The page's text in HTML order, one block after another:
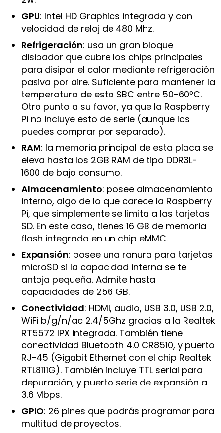
GPU: Intel HD Graphics integrada y con
velocidad de reloj de 480 Mhz.
Refrigeración: usa un gran bloque
disipador que cubre los chips principales
para disipar el calor mediante refrigeración
pasiva por aire. Suficiente para mantener la
temperatura de esta SBC entre 50-60ºC.
Otro punto a su favor, ya que la Raspberry
Pi no incluye esto de serie (aunque los
puedes comprar por separado).
RAM: la memoria principal de esta placa se
eleva hasta los 2GB RAM de tipo DDR3L-
1600 de bajo consumo.
Almacenamiento: posee almacenamiento
interno, algo de lo que carece la Raspberry
Pi, que simplemente se limita a las tarjetas
SD. En este caso, tienes 16 GB de memoria
flash integrada en un chip eMMC.
Expansión: posee una ranura para tarjetas
microSD si la capacidad interna se te
antoja pequeña. Admite hasta
capacidades de 256 GB.
Conectividad: HDMI, audio, USB 3.0, USB 2.0,
WiFi b/g/n/ac 2.4/5Ghz gracias a la Realtek
RT5572 IPX integrada. También tiene
conectividad Bluetooth 4.0 CR8510, y puerto
RJ-45 (Gigabit Ethernet con el chip Realtek
RTL8111G). También incluye TTL serial para
depuración, y puerto serie de expansión a
3.6 Mbps.
GPIO: 26 pines que podrás programar para
multitud de proyectos.